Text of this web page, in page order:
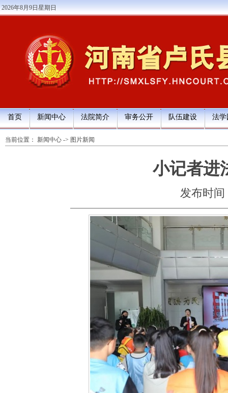
2026年8月9日星期日
首页 新闻中心 法院简介 审务公开 队伍建设 法学
当前位置： 新闻中心 -> 图片新闻
小记者进
发布时间